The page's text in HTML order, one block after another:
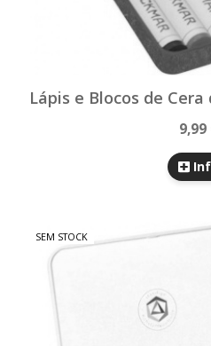
Lápis e Blocos de
9,99
SEM STOCK